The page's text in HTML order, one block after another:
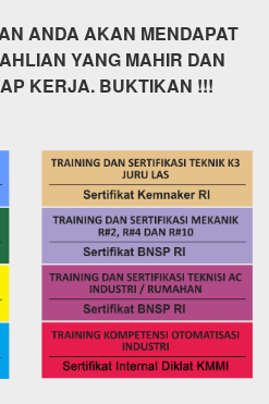
ANDA AKAN MENDAPAT
YANG MAHIR DAN
KERJA. BUKTIKAN !!!